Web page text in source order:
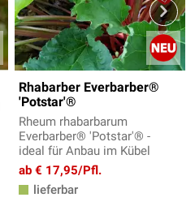
Rhabarber Everbarber®
'Potstar'®
Rheum rhabarbarum
Everbarber® 'Potstar'® -
ideal für Anbau im Kübel
ab € 17,95/Pfl.
lieferbar